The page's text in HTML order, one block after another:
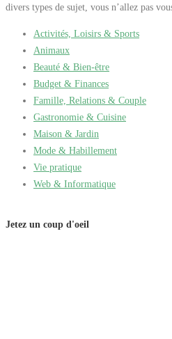
divers types de sujet, vous n’allez pas
Activités, Loisirs & Sports
Animaux
Beauté & Bien-être
Budget & Finances
Famille, Relations & Couple
Gastronomie & Cuisine
Maison & Jardin
Mode & Habillement
Vie pratique
Web & Informatique
Jetez un coup d'oeil